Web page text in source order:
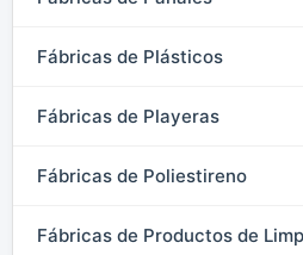
Fábricas de Plásticos
Fábricas de Playeras
Fábricas de Poliestireno
Fábricas de Productos de